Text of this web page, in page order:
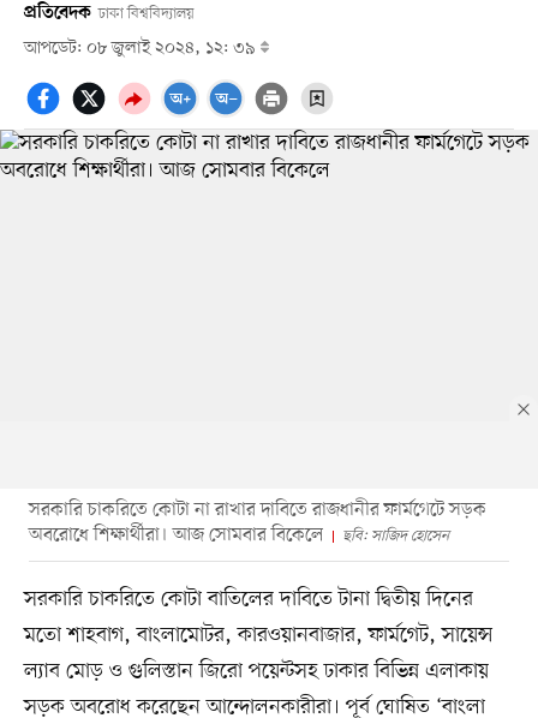
প্রতিবেদক ঢাকা বিশ্ববিদ্যালয়
আপডেট: ০৮ জুলাই ২০২৪, ১২: ৩৯
সরকারি চাকরিতে কোটা না রাখার দাবিতে রাজধানীর ফার্মগেটে সড়ক
অবরোধে শিক্ষার্থীরা। আজ সোমবার বিকেলে
ছবি: সাজিদ হোসেন
সরকারি চাকরিতে কোটা বাতিলের দাবিতে টানা দ্বিতীয় দিনের
মতো শাহবাগ, বাংলামোটর, কারওয়ানবাজার, ফার্মগেট, সায়েন্স
ল্যাব মোড় ও গুলিস্তান জিরো পয়েন্টসহ ঢাকার বিভিন্ন এলাকায়
সড়ক অবরোধ করেছেন আন্দোলনকারীরা। পূর্ব ঘোষিত ‘বাংলা